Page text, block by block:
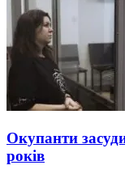
Окупанти
років